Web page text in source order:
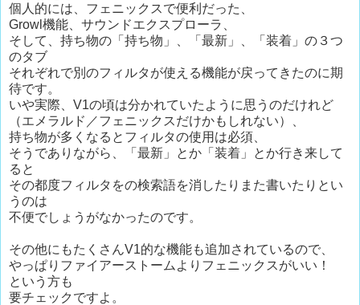
個人的には、フェニックスで便利だった、
Growl機能、サウンドエクスプローラ、
そして、持ち物の「持ち物」、「最新」、「装着」の３つ
のタブ
それぞれで別のフィルタが使える機能が戻ってきたのに期
待です。
いや実際、V1の頃は分かれていたように思うのだけれど
（エメラルド／フェニックスだけかもしれない）、
持ち物が多くなるとフィルタの使用は必須、
そうでありながら、「最新」とか「装着」とか行き来して
ると
その都度フィルタをの検索語を消したりまた書いたりとい
うのは
不便でしょうがなかったのです。
その他にもたくさんV1的な機能も追加されているので、
やっぱりファイアーストームよりフェニックスがいい！
という方も
要チェックですよ。